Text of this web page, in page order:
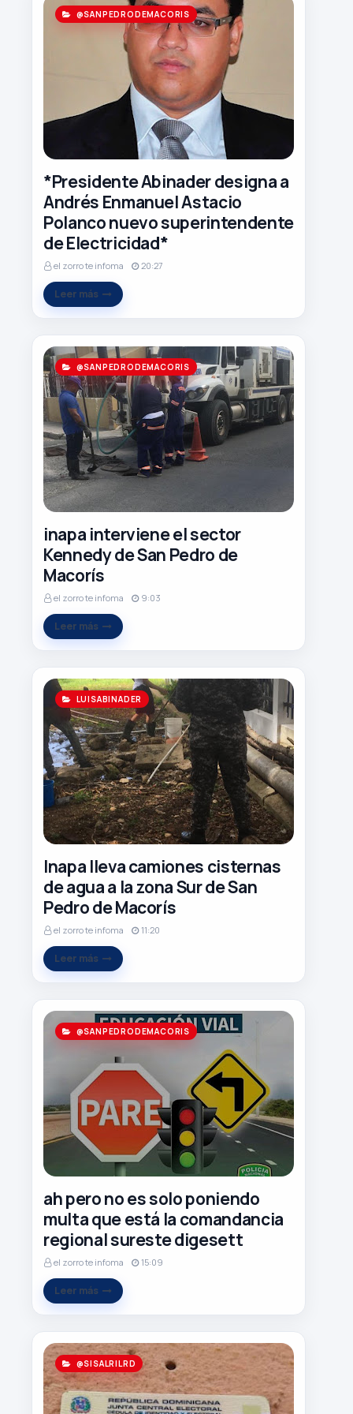
@SANPEDRODEMACORIS
*Presidente Abinader designa a
Andrés Enmanuel Astacio
Polanco nuevo superintendente
de Electricidad*
el zorro te infoma 20:27
Leer más
@SANPEDRODEMACORIS
inapa interviene el sector
Kennedy de San Pedro de
Macorís
el zorro te infoma 9:03
Leer más
LUISABINADER
Inapa lleva camiones cisternas
de agua a la zona Sur de San
Pedro de Macorís
el zorro te infoma 11:20
Leer más
@SANPEDRODEMACORIS
ah pero no es solo poniendo
multa que está la comandancia
regional sureste digesett
el zorro te infoma 15:09
Leer más
@SISALRILRD